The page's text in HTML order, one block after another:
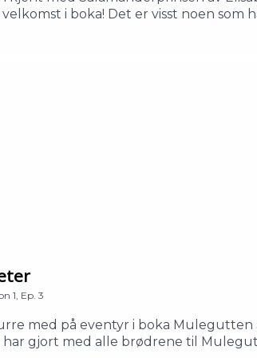
i boka! Det er visst noen
har skrevet og illustrert en
er en varm og humoristisk
Hauge EinbuMamma: Camilla
1 Ep. 3
med på eventyr i boka
gjort med alle brødrene til